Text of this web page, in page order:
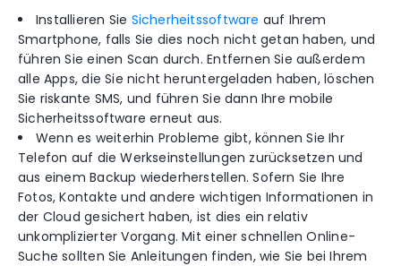
Installieren Sie Sicherheitssoftware auf Ihrem
Smartphone, falls Sie dies noch nicht getan haben, und
führen Sie einen Scan durch. Entfernen Sie außerdem
alle Apps, die Sie nicht heruntergeladen haben, löschen
Sie riskante SMS, und führen Sie dann Ihre mobile
Sicherheitssoftware erneut aus.
Wenn es weiterhin Probleme gibt, können Sie Ihr
Telefon auf die Werkseinstellungen zurücksetzen und
aus einem Backup wiederherstellen. Sofern Sie Ihre
Fotos, Kontakte und andere wichtigen Informationen in
der Cloud gesichert haben, ist dies ein relativ
unkomplizierter Vorgang. Mit einer schnellen Online-
Suche sollten Sie Anleitungen finden, wie Sie bei Ihrem